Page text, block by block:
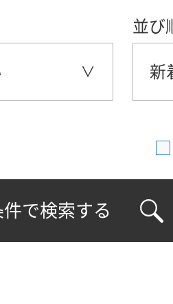
並び
新
件で検索する